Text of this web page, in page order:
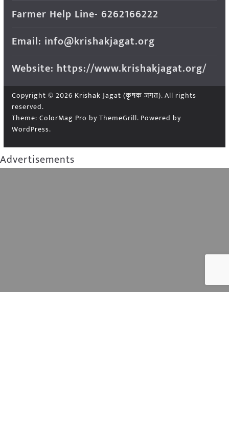
Farmer Help Line- 6262166222
Email: info@krishakjagat.org
Website: https://www.krishakjagat.org/
Copyright © 2026 Krishak Jagat (कृषक जगत). All rights
reserved.
Theme: ColorMag Pro by ThemeGrill. Powered by
WordPress.
Advertisements